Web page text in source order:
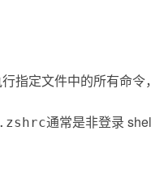
指定文件中的所有命
.zshrc通常是非登录